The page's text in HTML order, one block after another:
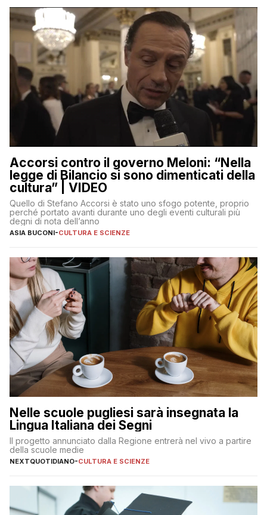
Accorsi contro il governo Meloni: “Nella
legge di Bilancio si sono dimenticati della
cultura” | VIDEO
Quello di Stefano Accorsi è stato uno sfogo potente, proprio
perché portato avanti durante uno degli eventi culturali più
degni di nota dell’anno
ASIA BUCONI-CULTURA E SCIENZE
Nelle scuole pugliesi sarà insegnata la
Lingua Italiana dei Segni
Il progetto annunciato dalla Regione entrerà nel vivo a partire
della scuole medie
NEXTQUOTIDIANO-CULTURA E SCIENZE